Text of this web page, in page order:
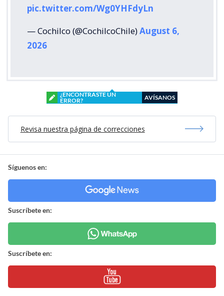
pic.twitter.com/Wg0YHFdyLn
— Cochilco (@CochilcoChile)August 6,
2026
¿ENCONTRASTE UN
ERROR?
AVÍSANOS
Revisa nuestra página de correcciones
Síguenos en:
Suscríbete en:
Suscríbete en: